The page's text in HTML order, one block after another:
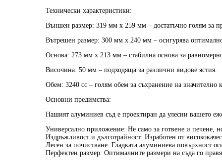
Технически характеристики:
Външен размер: 319 мм x 259 мм – достатъчно голям за
Вътрешен размер: 300 мм x 240 мм – осигурява
Основа: 273 мм x 213 мм – стабилна основа за
Височина: 50 мм – подходяща за различни видове ястия.
Обем: 3240 cc – голям обем за съхранение на значително
Основни предимства:
Нашият алуминиев съд е проектиран да улесни вашето
Универсално приложение: Не само за готвене и печене,
Издръжливост и дълготрайност: Изработен от
Лесен за почистване: Гладката алуминиева повърхност
Перфектен размер: Оптималните размери на съда го